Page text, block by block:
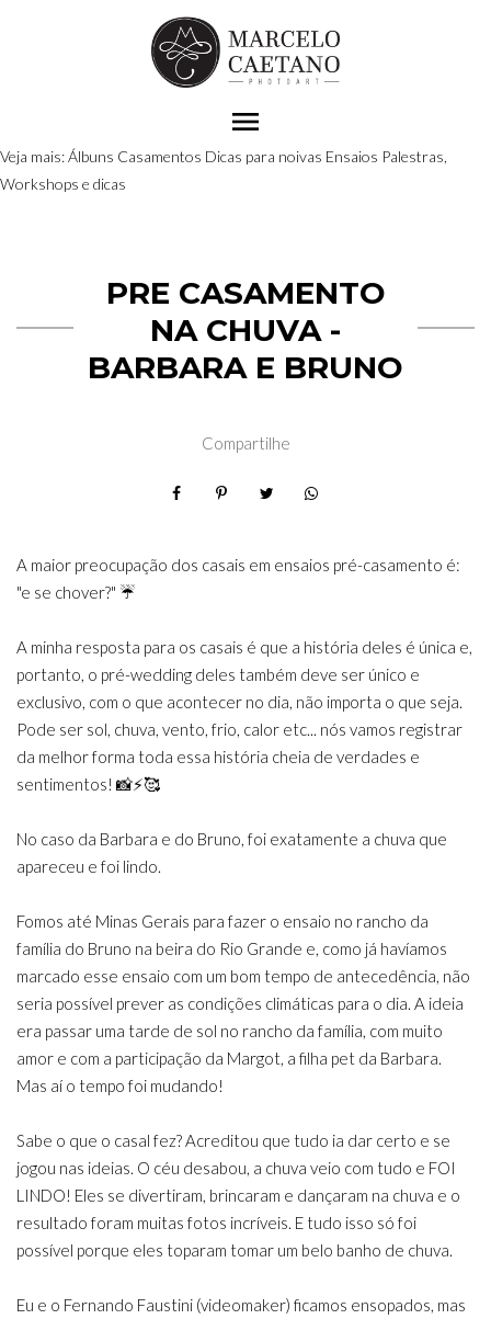
menu
Veja mais:Álbuns Casamentos Dicas para noivas Ensaios Palestras,
Workshops e dicas
PRE CASAMENTO
NA CHUVA -
BARBARA E BRUNO
Compartilhe
A maior preocupação dos casais em ensaios pré-casamento é:
"e se chover?" ☔️
A minha resposta para os casais é que a história deles é única e,
portanto, o pré-wedding deles também deve ser único e
exclusivo, com o que acontecer no dia, não importa o que seja.
Pode ser sol, chuva, vento, frio, calor etc... nós vamos registrar
da melhor forma toda essa história cheia de verdades e
sentimentos! 📸⚡️🥰
No caso da Barbara e do Bruno, foi exatamente a chuva que
apareceu e foi lindo.
Fomos até Minas Gerais para fazer o ensaio no rancho da
família do Bruno na beira do Rio Grande e, como já havíamos
marcado esse ensaio com um bom tempo de antecedência, não
seria possível prever as condições climáticas para o dia. A ideia
era passar uma tarde de sol no rancho da família, com muito
amor e com a participação da Margot, a filha pet da Barbara.
Mas aí o tempo foi mudando!
Sabe o que o casal fez? Acreditou que tudo ia dar certo e se
jogou nas ideias. O céu desabou, a chuva veio com tudo e FOI
LINDO! Eles se divertiram, brincaram e dançaram na chuva e o
resultado foram muitas fotos incríveis. E tudo isso só foi
possível porque eles toparam tomar um belo banho de chuva.
Eu e o Fernando Faustini (videomaker) ficamos ensopados, mas